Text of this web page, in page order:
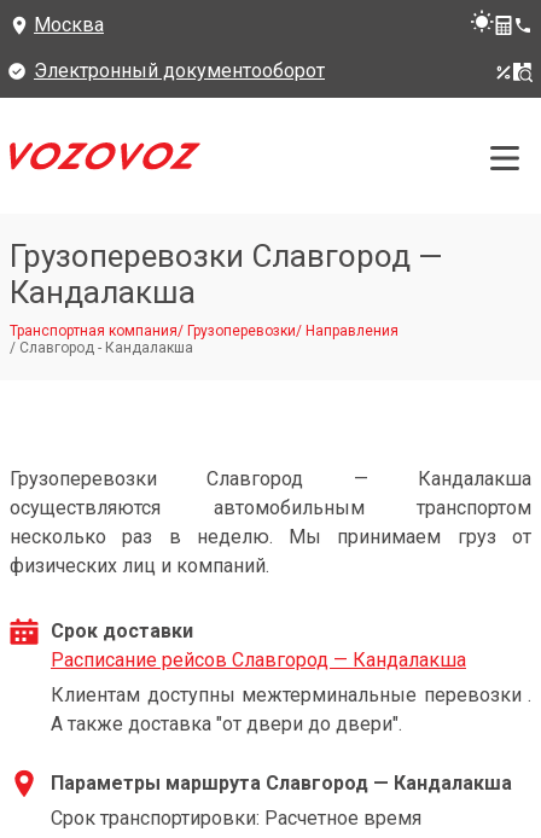
Москва
Электронный документооборот
Грузоперевозки Славгород —
Кандалакша
Транспортная компания/ Грузоперевозки/ Направления
/ Славгород - Кандалакша
Грузоперевозки Славгород — Кандалакша
осуществляются автомобильным транспортом
несколько раз в неделю. Мы принимаем груз от
физических лиц и компаний.
Срок доставки
Расписание рейсов Славгород — Кандалакша
Клиентам доступны межтерминальные перевозки .
А также доставка "от двери до двери".
Параметры маршрута Славгород — Кандалакша
Срок транспортировки: Расчетное время